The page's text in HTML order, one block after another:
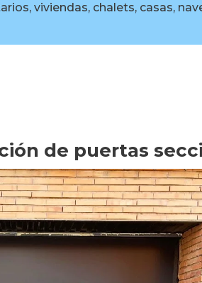
viviendas, chalets, casas,
de puertas